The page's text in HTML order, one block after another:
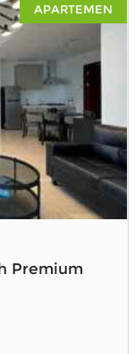
APARTEMEN
Premium